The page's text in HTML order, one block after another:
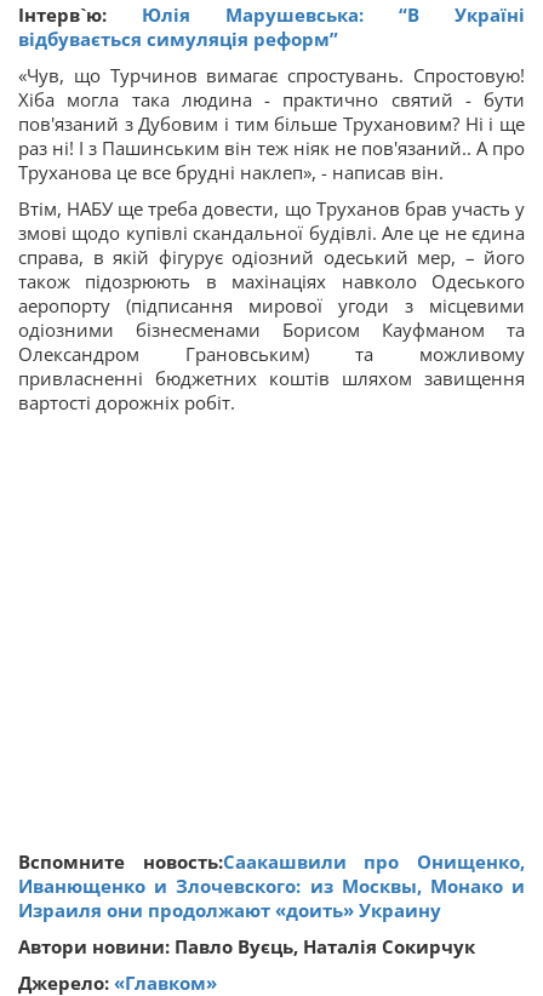
Інтерв`ю: Юлія Марушевська: “В Україні
відбувається симуляція реформ”
«Чув, що Турчинов вимагає спростувань. Спростовую!
Хіба могла така людина - практично святий - бути
пов'язаний з Дубовим і тим більше Трухановим? Ні і ще
раз ні! І з Пашинським він теж ніяк не пов'язаний.. А про
Труханова це все брудні наклеп», - написав він.
Втім, НАБУ ще треба довести, що Труханов брав участь у
змові щодо купівлі скандальної будівлі. Але це не єдина
справа, в якій фігурує одіозний одеський мер, – його
також підозрюють в махінаціях навколо Одеського
аеропорту (підписання мирової угоди з місцевими
одіозними бізнесменами Борисом Кауфманом та
Олександром Грановським) та можливому
привласненні бюджетних коштів шляхом завищення
вартості дорожніх робіт.
Вспомните новость:Саакашвили про Онищенко,
Иванющенко и Злочевского: из Москвы, Монако и
Израиля они продолжают «доить» Украину
Автори новини: Павло Вуєць, Наталія Сокирчук
Джерело: «Главком»